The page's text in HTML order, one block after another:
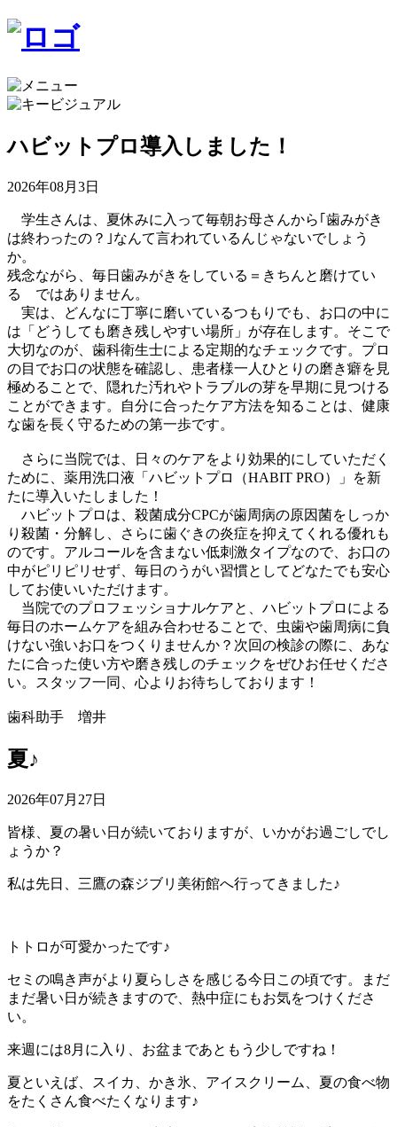
ハビットプロ導入しました！
2026年08月3日
学生さんは、夏休みに入って毎朝お母さんから｢歯みがき
は終わったの？｣なんて言われているんじゃないでしょう
か。
残念ながら、毎日歯みがきをしている＝きちんと磨けてい
る ではありません。
実は、どんなに丁寧に磨いているつもりでも、お口の中に
は「どうしても磨き残しやすい場所」が存在します。そこで
大切なのが、歯科衛生士による定期的なチェックです。プロ
の目でお口の状態を確認し、患者様一人ひとりの磨き癖を見
極めることで、隠れた汚れやトラブルの芽を早期に見つける
ことができます。自分に合ったケア方法を知ることは、健康
な歯を長く守るための第一歩です。
さらに当院では、日々のケアをより効果的にしていただく
ために、薬用洗口液「ハビットプロ（HABIT PRO）」を新
たに導入いたしました！
ハビットプロは、殺菌成分CPCが歯周病の原因菌をしっか
り殺菌・分解し、さらに歯ぐきの炎症を抑えてくれる優れも
のです。アルコールを含まない低刺激タイプなので、お口の
中がピリピリせず、毎日のうがい習慣としてどなたでも安心
してお使いいただけます。
当院でのプロフェッショナルケアと、ハビットプロによる
毎日のホームケアを組み合わせることで、虫歯や歯周病に負
けない強いお口をつくりませんか？次回の検診の際に、あな
たに合った使い方や磨き残しのチェックをぜひお任せくださ
い。スタッフ一同、心よりお待ちしております！
歯科助手 増井
夏♪
2026年07月27日
皆様、夏の暑い日が続いておりますが、いかがお過ごしでし
ょうか？
私は先日、三鷹の森ジブリ美術館へ行ってきました♪
トトロが可愛かったです♪
セミの鳴き声がより夏らしさを感じる今日この頃です。まだ
まだ暑い日が続きますので、熱中症にもお気をつけくださ
い。
来週には8月に入り、お盆まであともう少しですね！
夏といえば、スイカ、かき氷、アイスクリーム、夏の食べ物
をたくさん食べたくなります♪